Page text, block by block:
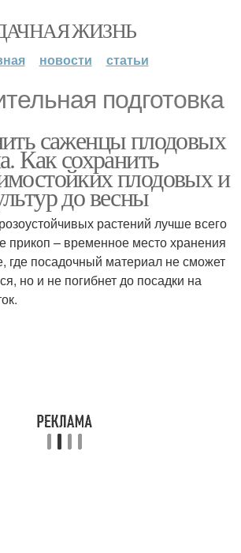
ЖИЗНЬ
новости статьи
подготовка
саженцы плодовых
Как сохранить
плодовых и
до весны
растений лучше всего
прикоп – временное место хранения
где посадочный материал не сможет
но и не погибнет до посадки на